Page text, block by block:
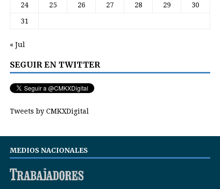
24 25 26 27 28 29 30
31
« Jul
SEGUIR EN TWITTER
Tweets by CMKXDigital
MEDIOS NACIONALES